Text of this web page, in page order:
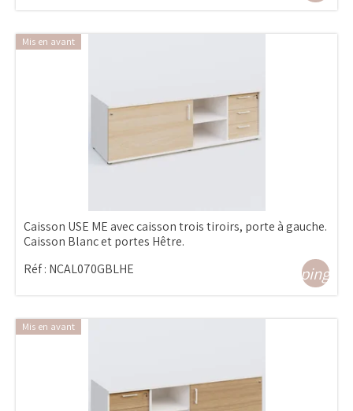
Mis en avant
Caisson USE ME avec caisson trois tiroirs, porte à gauche.
Caisson Blanc et portes Hêtre.
Réf : NCAL070GBLHE
Mis en avant